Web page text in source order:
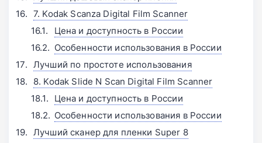
7. Kodak Scanza Digital Film Scanner
Цена и доступность в России
Особенности использования в России
Лучший по простоте использования
8. Kodak Slide N Scan Digital Film Scanner
Цена и доступность в России
Особенности использования в России
Лучший сканер для пленки Super 8